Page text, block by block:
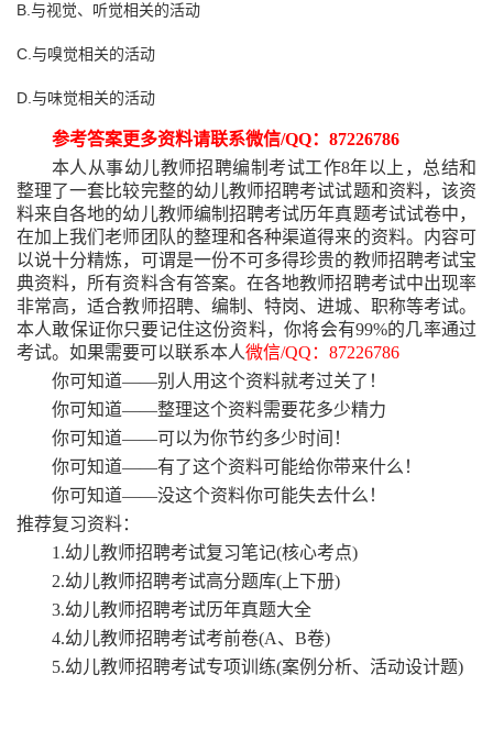
B.与视觉、听觉相关的活动
C.与嗅觉相关的活动
D.与味觉相关的活动
参考答案更多资料请联系微信/QQ：87226786
本人从事幼儿教师招聘编制考试工作8年以上，总结和
整理了一套比较完整的幼儿教师招聘考试试题和资料，该资
料来自各地的幼儿教师编制招聘考试历年真题考试试卷中，
在加上我们老师团队的整理和各种渠道得来的资料。内容可
以说十分精炼，可谓是一份不可多得珍贵的教师招聘考试宝
典资料，所有资料含有答案。在各地教师招聘考试中出现率
非常高，适合教师招聘、编制、特岗、进城、职称等考试。
本人敢保证你只要记住这份资料，你将会有99%的几率通过
考试。如果需要可以联系本人微信/QQ：87226786
你可知道——别人用这个资料就考过关了！
你可知道——整理这个资料需要花多少精力
你可知道——可以为你节约多少时间！
你可知道——有了这个资料可能给你带来什么！
你可知道——没这个资料你可能失去什么！
推荐复习资料：
1.幼儿教师招聘考试复习笔记(核心考点)
2.幼儿教师招聘考试高分题库(上下册)
3.幼儿教师招聘考试历年真题大全
4.幼儿教师招聘考试考前卷(A、B卷)
5.幼儿教师招聘考试专项训练(案例分析、活动设计题)